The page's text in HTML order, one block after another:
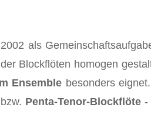
als
Blockflöten homogen
Ensemble besonders
bzw. Penta-Tenor-Blockflöte -